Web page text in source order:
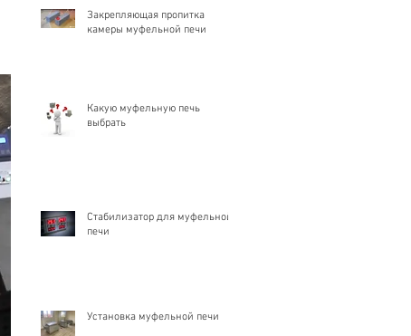
Закрепляющая пропитка
камеры муфельной печи
Какую муфельную печь
выбрать
Стабилизатор для муфельной
печи
Установка муфельной печи